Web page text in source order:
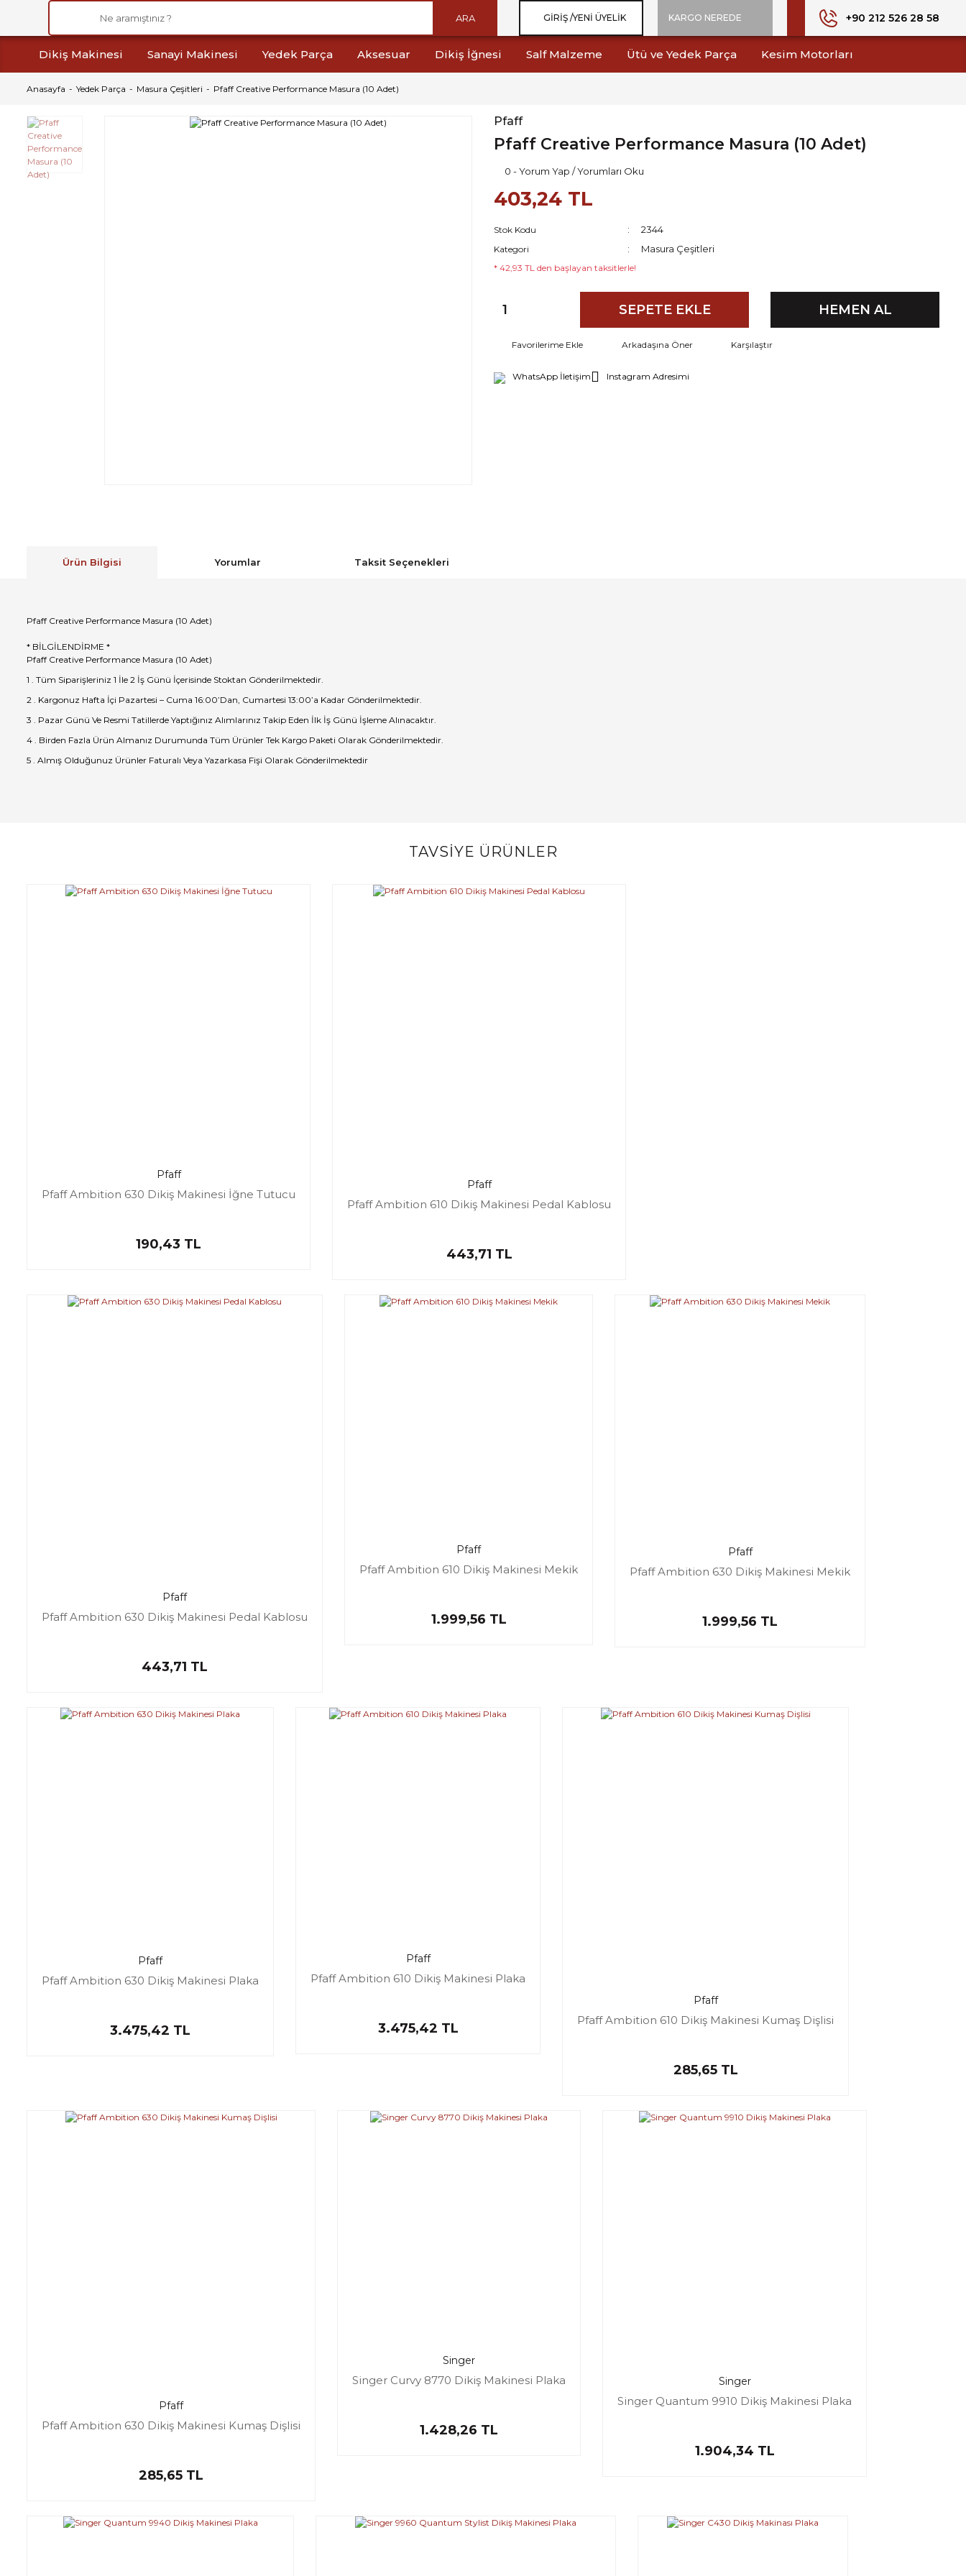
ARA GIRIŞ /YENI ÜYELIK KARGO NEREDE +90 212 526 28 58
Dikiş Makinesi Sanayi Makinesi Yedek Parça Aksesuar Dikiş İğnesi Salf Malzeme Ütü ve Yedek Parça Kesim Motorları
Anasayfa Yedek Parça Masura Çeşitleri Pfaff Creative Performance Masura (10 Adet)
Pfaff
Pfaff Creative Performance Masura (10 Adet)
0 - Yorum Yap / Yorumları Oku
403,24 TL
Stok Kodu 2344
Kategori Masura Çeşitleri
* 42,93 TL den başlayan taksitlerle!
SEPETE EKLE HEMEN AL
Arkadaşına Öner Karşılaştır
WhatsApp İletişim Instagram Adresimi
Ürün Bilgisi Yorumlar Taksit Seçenekleri
Pfaff Creative Performance Masura (10 Adet)
* BİLGİLENDİRME *
Pfaff Creative Performance Masura (10 Adet)
1 . Tüm Siparişleriniz 1 İle 2 İş Günü İçerisinde Stoktan Gönderilmektedir.
2 . Kargonuz Hafta İçi Pazartesi – Cuma 16:00’Dan, Cumartesi 13:00’a Kadar Gönderilmektedir.
3 . Pazar Günü Ve Resmi Tatillerde Yaptığınız Alımlarınız Takip Eden İlk İş Günü İşleme Alınacaktır.
4 . Birden Fazla Ürün Almanız Durumunda Tüm Ürünler Tek Kargo Paketi Olarak Gönderilmektedir.
5 . Almış Olduğunuz Ürünler Faturalı Veya Yazarkasa Fişi Olarak Gönderilmektedir
Bu ürüne ilk yorumu siz yapın!
TAVSİYE ÜRÜNLER
Pfaff
Pfaff Ambition 630 Dikiş Makinesi İğne Tutucu
190,43 TL
Pfaff
Pfaff Ambition 610 Dikiş Makinesi Pedal Kablosu
443,71 TL
Pfaff
Pfaff Ambition 630 Dikiş Makinesi Pedal Kablosu
443,71 TL
Pfaff
Pfaff Ambition 610 Dikiş Makinesi Mekik
1.999,56 TL
Pfaff
Pfaff Ambition 630 Dikiş Makinesi Mekik
1.999,56 TL
Pfaff
Pfaff Ambition 630 Dikiş Makinesi Plaka
3.475,42 TL
Pfaff
Pfaff Ambition 610 Dikiş Makinesi Plaka
3.475,42 TL
Pfaff
Pfaff Ambition 610 Dikiş Makinesi Kumaş Dişlisi
285,65 TL
Pfaff
Pfaff Ambition 630 Dikiş Makinesi Kumaş Dişlisi
285,65 TL
Singer
Singer Curvy 8770 Dikiş Makinesi Plaka
1.428,26 TL
Singer
Singer Quantum 9910 Dikiş Makinesi Plaka
1.904,34 TL